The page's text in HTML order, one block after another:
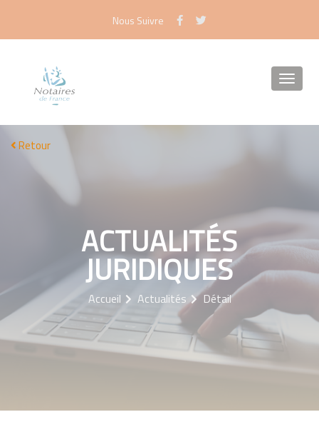
Nous Suivre
ACTUALITÉS
JURIDIQUES
Accueil Actualités Détail
Retour